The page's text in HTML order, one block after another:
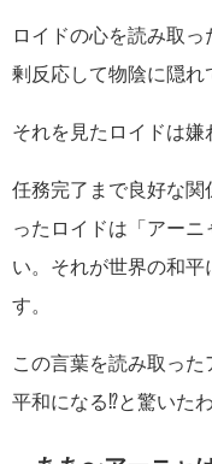
ロイドの心を読み取
剰反応して物陰に隠れ
それを見たロイドは嫌
任務完了まで良好な関
ったロイドは「アー
い。それが世界の和平
す。
この言葉を読み取っ
平和になる⁉︎と驚いた